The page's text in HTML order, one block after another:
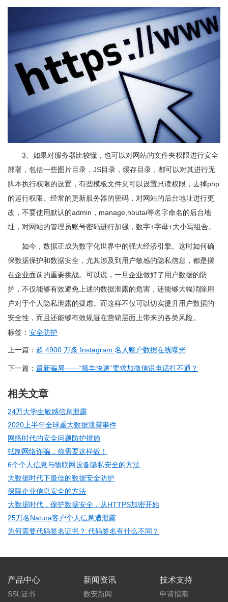
3、如果对服务器比较懂，也可以对网站的文件夹权限进行安全
部署，包括一些图片目录，JS目录，缓存目录，都可以对其进行无
脚本执行权限的设置，有些模板文件夹可以设置只读权限，去掉php
的运行权限。经常的更新服务器的密码，对网站的后台地址进行更
改，不要使用默认的admin，manage,houtai等名字命名的后台地
址，对网站的管理员账号密码进行加强，数字+字母+大小写组合。
如今，数据正成为数字化世界中的强大经济引擎。这时如何确
保数据保护和数据安全，尤其涉及到用户敏感的隐私信息，都是摆
在企业面前的重要挑战。可以说，一旦企业做好了用户数据的防
护，不仅能够有效避免上述的数据泄露的危害，还能够大幅消除用
户对于个人隐私泄露的疑虑。而这样不仅可以切实提升用户数据的
安全性，而且还能够有效规避在营销层面上带来的各类风险。
标签： 安全防护
上一篇： 超 4900 万条 Instagram 名人账户数据在线曝光
下一篇： 最新骗局——“顺丰快递”要求加微信说电话打不通？
相关文章
24万大学生敏感信息泄露
2020上半年全球重大数据泄露事件
网络时代的安全问题防护措施
抵制网络诈骗，你需要这样做！
6个个人信息与物联网设备隐私安全的方法
大数据时代下最佳的数据安全防护
保障企业信息安全的方法
大数据时代，保护数据安全，从HTTPS加密开始
25万名Natura客户个人信息遭泄露
为何需要代码签名证书？ 代码签名有什么不同？
产品中心
SSL证书
新闻资讯
数安新闻
技术支持
申请指南